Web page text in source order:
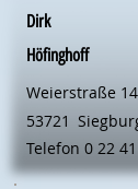
Dirk
Höfinghoff
Weierstraße
53721
Telefon 0 22